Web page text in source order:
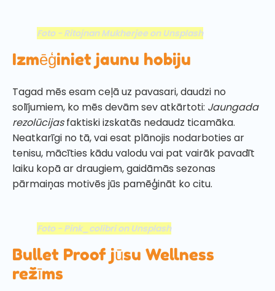
Foto - Ritojnan Mukherjee on Unsplash
Izmēģiniet jaunu hobiju
Tagad mēs esam ceļā uz pavasari, daudzi no
solījumiem, ko mēs devām sev atkārtoti: Jaungada
rezolūcijasfaktiski izskatās nedaudz ticamāka.
Neatkarīgi no tā, vai esat plānojis nodarboties ar
tenisu, mācīties kādu valodu vai pat vairāk pavadīt
laiku kopā ar draugiem, gaidāmās sezonas
pārmaiņas motivēs jūs pamēģināt ko citu.
Foto - Pink_colibri on Unsplash
Bullet Proof jūsu Wellness
režīms